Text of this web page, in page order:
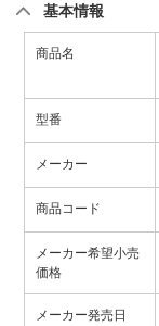
基本情報
商品名
型番
メーカー
商品コード
メーカー希望小売
価格
メーカー発売日